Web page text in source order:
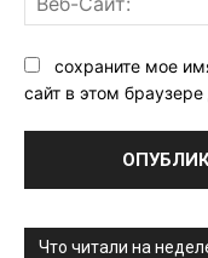
сохраните мое
сайт в этом
Что читали на